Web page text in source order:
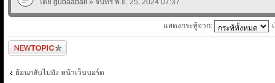
โดย gubaaball » จันทร์ พ.ย. 25, 2024 07:37
แสดงกระทู้จาก:
ตั้งกระทู้ใหม่
ย้อนกลับไปยัง หน้าเว็บบอร์ด